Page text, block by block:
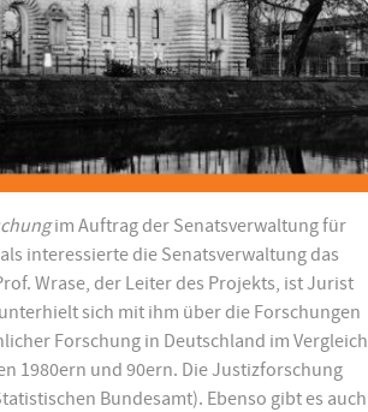
im Auftrag der Senatsverwaltung für
interessierte die Senatsverwaltung das
Wrase, der Leiter des Projekts, ist Jurist
sich mit ihm über die Forschungen
Forschung in Deutschland im Vergleich
1980ern und 90ern. Die Justizforschung
Bundesamt). Ebenso gibt es auch